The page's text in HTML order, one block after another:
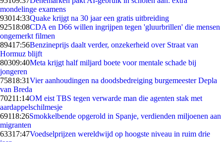
mondelinge examens
93014:33Quake krijgt na 30 jaar een gratis uitbreiding
92518:08CDA en D66 willen ingrijpen tegen 'gluurbrillen' die mensen
ongemerkt filmen
89417:56Benzineprijs daalt verder, onzekerheid over Straat van
Hormuz blijft
80309:40Meta krijgt half miljard boete voor mentale schade bij
jongeren
75818:31Vier aanhoudingen na doodsbedreiging burgemeester Depla
van Breda
70211:14OM eist TBS tegen verwarde man die agenten stak met
aardappelschilmesje
69118:26Smokkelbende opgerold in Spanje, verdienden miljoenen aan
migranten
63317:47Voedselprijzen wereldwijd op hoogste niveau in ruim drie